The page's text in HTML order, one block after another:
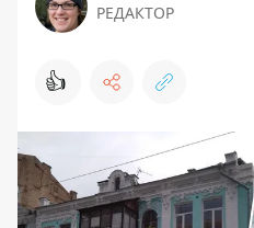
РЕДАКТОР
👍